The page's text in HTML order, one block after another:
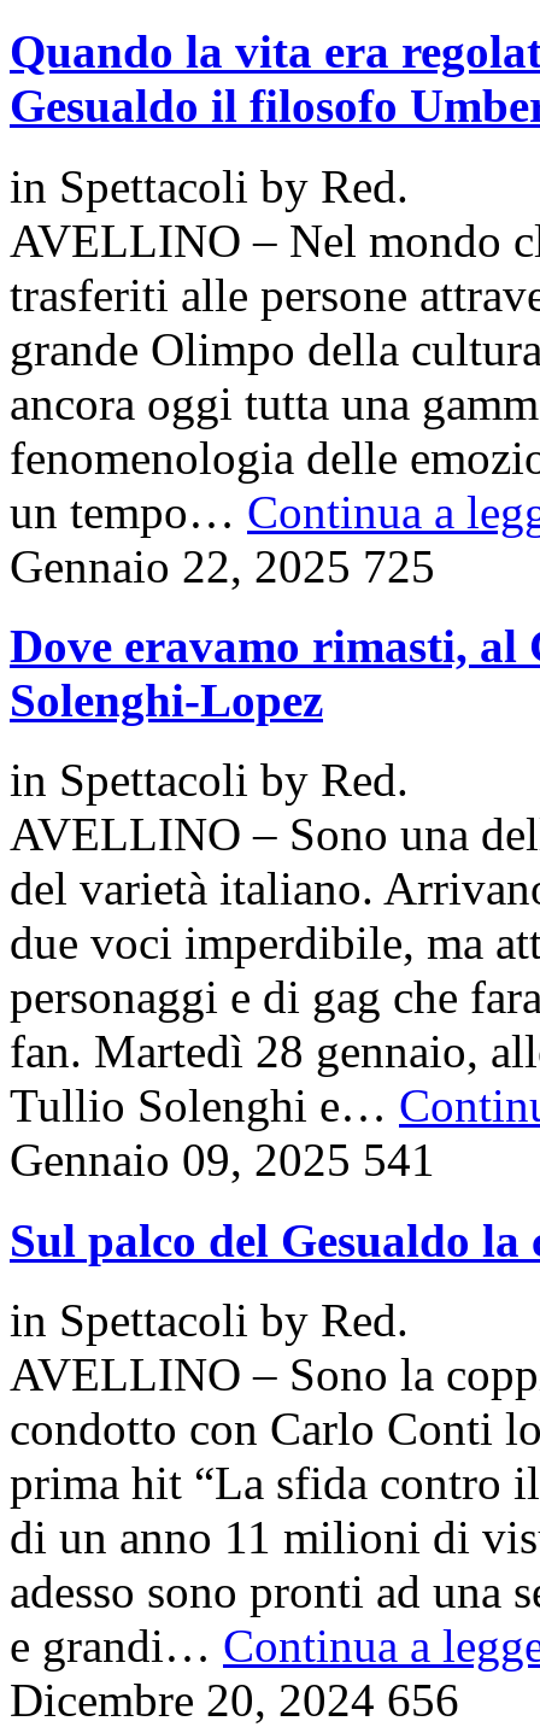
Quando la vita era
Gesualdo il filosofo
in Spettacoli by Red.
AVELLINO – Nel mondo
trasferiti alle persone
grande Olimpo della
ancora oggi tutta una
fenomenologia delle
un tempo… Continua a
Gennaio 22, 2025 725
Dove eravamo rimasti, al
Solenghi-Lopez
in Spettacoli by Red.
AVELLINO – Sono una
del varietà italiano.
due voci imperdibile, ma
personaggi e di gag che
fan. Martedì 28 gennaio,
Tullio Solenghi e…
Gennaio 09, 2025 541
Sul palco del Gesualdo
in Spettacoli by Red.
AVELLINO – Sono la
condotto con Carlo Conti
prima hit “La sfida contro
di un anno 11 milioni di
adesso sono pronti ad una
e grandi… Continua a
Dicembre 20, 2024 656